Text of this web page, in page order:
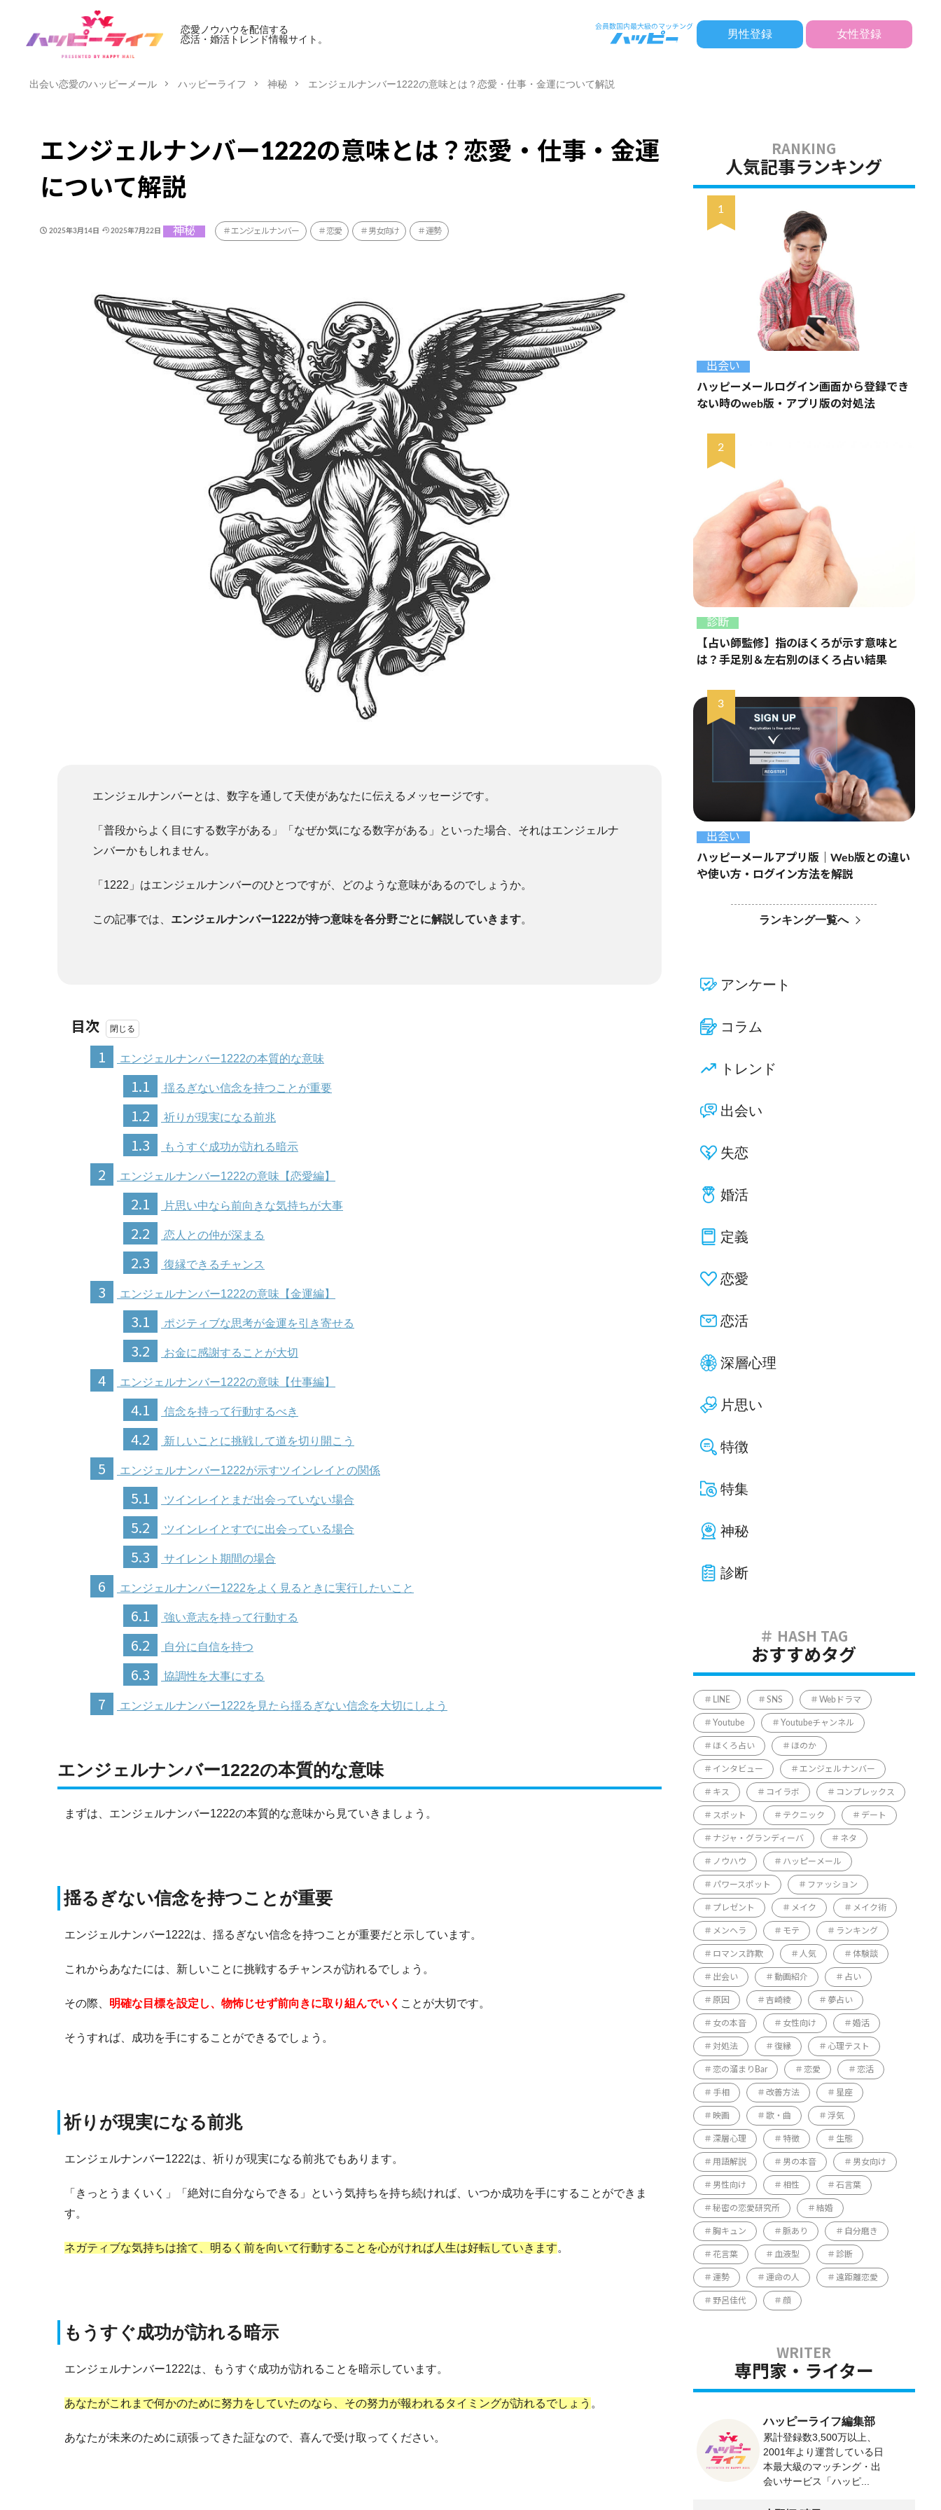
恋愛ノウハウを配信する
恋活・婚活トレンド情報サイト。
男性登録 女性登録
出会い恋愛のハッピーメール ハッピーライフ 神秘 エンジェルナンバー1222の意味とは？恋愛・仕事・金運について解説
エンジェルナンバー1222の意味とは？恋愛・仕事・金運
について解説
2025年3月14日 2025年7月22日 神秘 エンジェルナンバー 恋愛 男女向け 運勢
エンジェルナンバーとは、数字を通して天使があなたに伝えるメッセージです。
「普段からよく目にする数字がある」「なぜか気になる数字がある」といった場合、それはエンジェルナ
ンバーかもしれません。
「1222」はエンジェルナンバーのひとつですが、どのような意味があるのでしょうか。
この記事では、 エンジェルナンバー1222が持つ意味を各分野ごとに解説していきます。
目次
1
エンジェルナンバー1222の本質的な意味
1.1 揺るぎない信念を持つことが重要
1.2 祈りが現実になる前兆
1.3 もうすぐ成功が訪れる暗示
2 エンジェルナンバー1222の意味【恋愛編】
2.1 片思い中なら前向きな気持ちが大事
2.2 恋人との仲が深まる
2.3 復縁できるチャンス
3 エンジェルナンバー1222の意味【金運編】
3.1 ポジティブな思考が金運を引き寄せる
3.2 お金に感謝することが大切
4 エンジェルナンバー1222の意味【仕事編】
4.1 信念を持って行動するべき
4.2 新しいことに挑戦して道を切り開こう
5 エンジェルナンバー1222が示すツインレイとの関係
5.1 ツインレイとまだ出会っていない場合
5.2 ツインレイとすでに出会っている場合
5.3 サイレント期間の場合
6 エンジェルナンバー1222をよく見るときに実行したいこと
6.1 強い意志を持って行動する
6.2 自分に自信を持つ
6.3 協調性を大事にする
7 エンジェルナンバー1222を見たら揺るぎない信念を大切にしよう
エンジェルナンバー1222の本質的な意味
まずは、エンジェルナンバー1222の本質的な意味から見ていきましょう。
揺るぎない信念を持つことが重要
エンジェルナンバー1222は、揺るぎない信念を持つことが重要だと示しています。
これからあなたには、新しいことに挑戦するチャンスが訪れるでしょう。
その際、 明確な目標を設定し、物怖じせず前向きに取り組んでいく ことが大切です。
そうすれば、成功を手にすることができるでしょう。
祈りが現実になる前兆
エンジェルナンバー1222は、祈りが現実になる前兆でもあります。
「きっとうまくいく」「絶対に自分ならできる」という気持ちを持ち続ければ、いつか成功を手にすることができま
す。
ネガティブな気持ちは捨て、明るく前を向いて行動することを心がければ人生は好転していきます。
もうすぐ成功が訪れる暗示
エンジェルナンバー1222は、もうすぐ成功が訪れることを暗示しています。
あなたがこれまで何かのために努力をしていたのなら、その努力が報われるタイミングが訪れるでしょう 。
あなたが未来のために頑張ってきた証なので、喜んで受け取ってください。
人気記事ランキング
出会い
ハッピーメールログイン画面から登録でき
ない時のweb版・アプリ版の対処法
診断
【占い師監修】指のほくろが示す意味と
は？手足別＆左右別のほくろ占い結果
出会い
ハッピーメールアプリ版｜Web版との違い
や使い方・ログイン方法を解説
ランキング一覧へ
アンケート
コラム
トレンド
出会い
失恋
婚活
定義
恋愛
恋活
深層心理
片思い
特徴
特集
神秘
診断
おすすめタグ
LINE SNS Webドラマ
Youtube Youtubeチャンネル
ほくろ占い ほのか
インタビュー エンジェルナンバー
キス コイラボ コンプレックス
スポット テクニック デート
ナジャ・グランディーバ ネタ
ノウハウ ハッピーメール
パワースポット ファッション
プレゼント メイク メイク術
メンヘラ モテ ランキング
ロマンス詐欺 人気 体験談
出会い 動画紹介 占い
原因 吉崎綾 夢占い
女の本音 女性向け 婚活
対処法 復縁 心理テスト
恋の溜まりBar 恋愛 恋活
手相 改善方法 星座
映画 歌・曲 浮気
深層心理 特徴 生態
用語解説 男の本音 男女向け
男性向け 相性 石言葉
秘密の恋愛研究所 結婚
胸キュン 脈あり 自分磨き
花言葉 血液型 診断
運勢 運命の人 遠距離恋愛
野呂佳代 顔
専門家・ライター
ハッピーライフ編集部
累計登録数3,500万以上、
2001年より運営している日
本最大級のマッチング・出
会いサービス「ハッピ...